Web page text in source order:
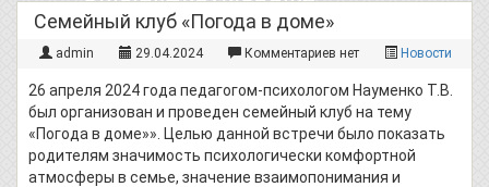
г.Костанай, Проспект Кобыланды
Батыра, 3
Семейный клуб «Погода в доме»
admin 29.04.2024 Комментариев нет Новости
26 апреля 2024 года педагогом-психологом Науменко Т.В.
был организован и проведен семейный клуб на тему
«Погода в доме»». Целью данной встречи было показать
родителям значимость психологически комфортной
атмосферы в семье, значение взаимопонимания и